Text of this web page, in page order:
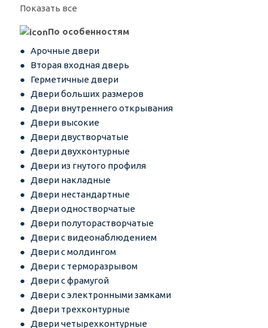
Показать все
По особенностям
Арочные двери
Вторая входная дверь
Герметичные двери
Двери больших размеров
Двери внутреннего открывания
Двери высокие
Двери двустворчатые
Двери двухконтурные
Двери из гнутого профиля
Двери накладные
Двери нестандартные
Двери одностворчатые
Двери полуторастворчатые
Двери с видеонаблюдением
Двери с молдингом
Двери с терморазрывом
Двери с фрамугой
Двери с электронными замками
Двери трехконтурные
Двери четырехконтурные